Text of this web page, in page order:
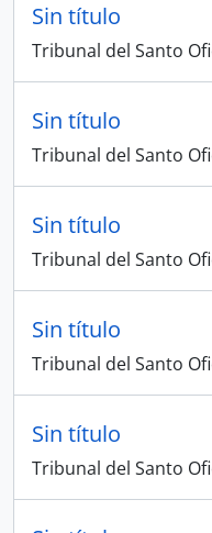
Sin título
Tribunal del Santo
Sin título
Tribunal del Santo
Sin título
Tribunal del Santo
Sin título
Tribunal del Santo
Sin título
Tribunal del Santo